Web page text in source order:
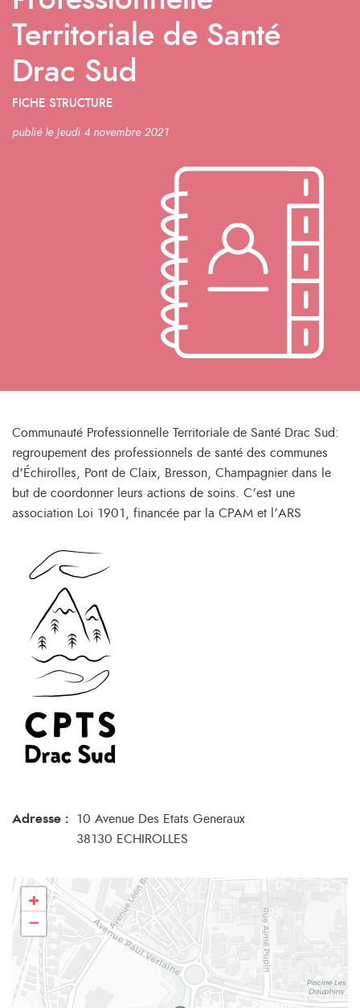
Territoriale de Santé
Drac Sud
FICHE STRUCTURE
publié le Jeudi 4 novembre 2021
Communauté Professionnelle Territoriale de Santé Drac Sud:
regroupement des professionnels de santé des communes
d’Échirolles, Pont de Claix, Bresson, Champagnier dans le
but de coordonner leurs actions de soins. C’est une
association Loi 1901, financée par la CPAM et l’ARS
Adresse :
10 Avenue Des Etats Generaux
38130 ECHIROLLES
+
−